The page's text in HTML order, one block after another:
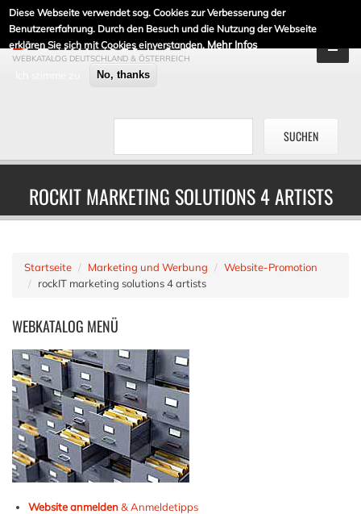
Diese Webseite verwendet sog. Cookies zur Verbesserung der
Benutzererfahrung. Durch den Besuch und die Nutzung der Webseite
erklären Sie sich mit Cookies einverstanden. Mehr Infos
No, thanks
DE-LINKLISTE.DE
WEBKATALOG DEUTSCHLAND & ÖSTERREICH
ROCKIT MARKETING SOLUTIONS 4 ARTISTS
Startseite Marketing und Werbung
Website-Promotion
rockIT marketing solutions 4 artists
WEBKATALOG MENÜ
Website anmelden& Anmeldetipps